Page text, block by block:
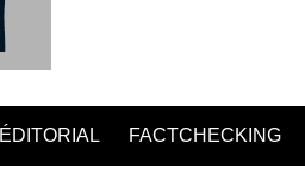
ÉDITORIAL FACTCHECKING